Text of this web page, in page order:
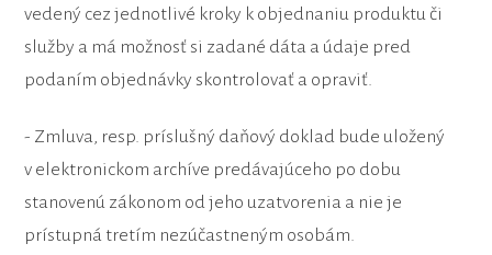
vedený cez jednotlivé kroky k objednaniu produktu či
služby a má možnosť si zadané dáta a údaje pred
podaním objednávky skontrolovať a opraviť.
- Zmluva, resp. príslušný daňový doklad bude uložený
v elektronickom archíve predávajúceho po dobu
stanovenú zákonom od jeho uzatvorenia a nie je
prístupná tretím nezúčastneným osobám.